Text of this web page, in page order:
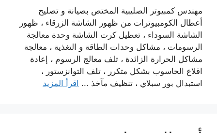
مهندس كمبيوتر الصليبية المختص بصيانة و تصليح
أعطال الكومبيوترات من ظهور الشاشة الزرقاء ، ظهور
الشاشة السوداء ، تعطيل كرت الشاشة وحدة معالجة
الرسومات ، مشاكل وحدات الطاقة و التغذية ، معالجة
مشاكل الحرارة الزائدة ، تلف معالج الرسوم ، إعادة
اقلاع الحاسوب بشكل متكرر ، تلف التوانزستور ،
استبدال بور سبلاي ، تنظيف مآخذ ... اقرأ المزيد